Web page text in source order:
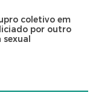
coletivo em
por outro